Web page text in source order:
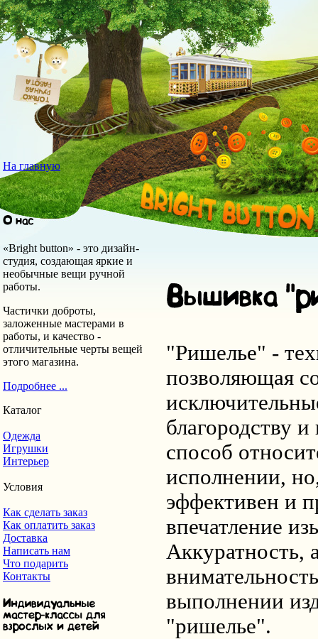
На главную
«Bright button» - это дизайн-
студия, создающая яркие и
необычные вещи ручной
работы.
Частички доброты,
заложенные мастерами в
работы, и качество -
отличительные черты вещей
этого магазина.
Подробнее ...
Каталог
Одежда
Игрушки
Интерьер
Условия
Как сделать заказ
Как оплатить заказ
Доставка
Написать нам
Что подарить
Контакты
"Ришелье" -
позволяющая
благородству
способ
исполнении,
эффективен и
впечатление
Аккуратность,
выполнении
"ришелье".